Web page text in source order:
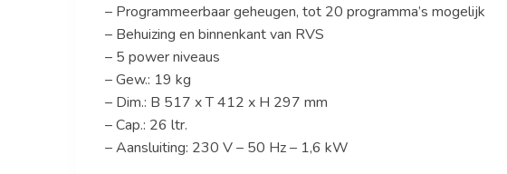
– Programmeerbaar geheugen, tot 20 programma’s mogelijk
– Behuizing en binnenkant van RVS
– 5 power niveaus
– Gew.: 19 kg
– Dim.: B 517 x T 412 x H 297 mm
– Cap.: 26 ltr.
– Aansluiting: 230 V – 50 Hz – 1,6 kW